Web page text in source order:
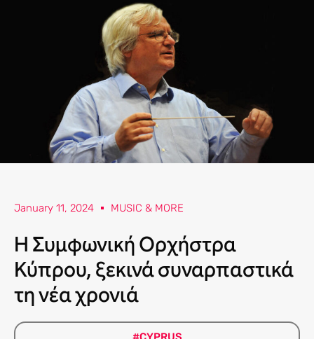
January 11, 2024 MUSIC & MORE
Η Συμφωνική Ορχήστρα
Κύπρου, ξεκινά συναρπαστικά
τη νέα χρονιά